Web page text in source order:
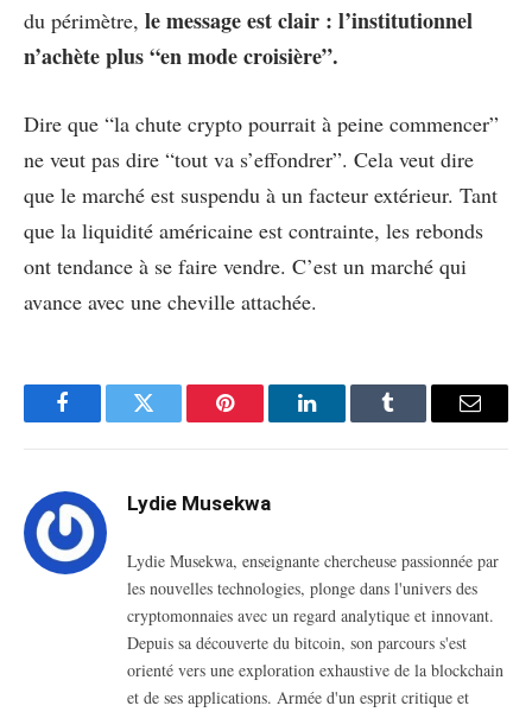
du périmètre, le message est clair : l’institutionnel
n’achète plus “en mode croisière”.
Dire que “la chute crypto pourrait à peine commencer”
ne veut pas dire “tout va s’effondrer”. Cela veut dire
que le marché est suspendu à un facteur extérieur. Tant
que la liquidité américaine est contrainte, les rebonds
ont tendance à se faire vendre. C’est un marché qui
avance avec une cheville attachée.
FacebookTwitter Pinterest LinkedInTumblr Email
Lydie Musekwa
Lydie Musekwa, enseignante chercheuse passionnée par
les nouvelles technologies, plonge dans l'univers des
cryptomonnaies avec un regard analytique et innovant.
Depuis sa découverte du bitcoin, son parcours s'est
orienté vers une exploration exhaustive de la blockchain
et de ses applications. Armée d'un esprit critique et